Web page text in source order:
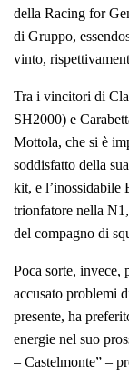
della Racing for
di Gruppo,
vinto,
Tra i vincitori di
SH2000) e
Mottola, che si è
soddisfatto della
kit, e l’inossidabile
trionfatore nella
del compagno di
Poca sorte, invece,
accusato problemi
presente, ha
energie nel suo
– Castelmonte” –